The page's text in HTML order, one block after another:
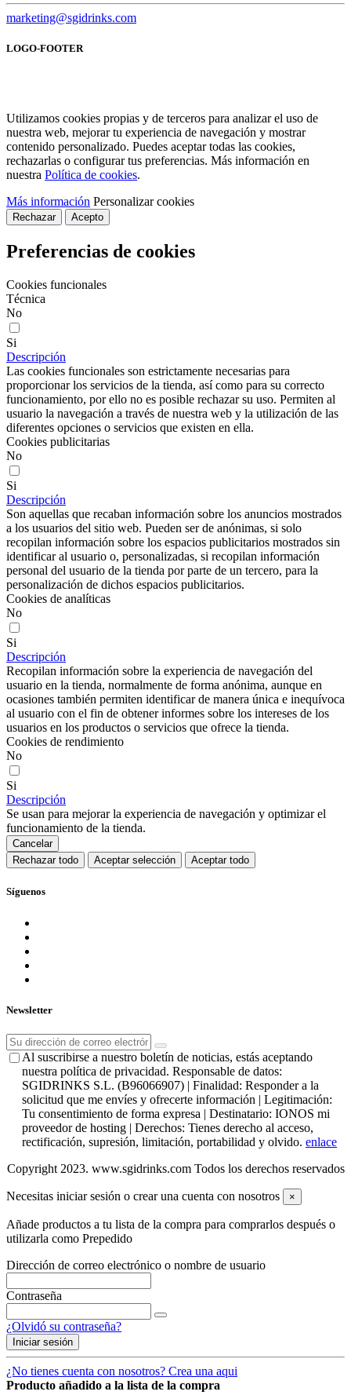
marketing@sgidrinks.com
LOGO-FOOTER
Utilizamos cookies propias y de terceros para analizar el uso de
nuestra web, mejorar tu experiencia de navegación y mostrar
contenido personalizado. Puedes aceptar todas las cookies,
rechazarlas o configurar tus preferencias. Más información en
nuestra Política de cookies.
Más información Personalizar cookies
Rechazar Acepto
Preferencias de cookies
Cookies funcionales
Técnica
No
Si
Descripción
Las cookies funcionales son estrictamente necesarias para
proporcionar los servicios de la tienda, así como para su correcto
funcionamiento, por ello no es posible rechazar su uso. Permiten al
usuario la navegación a través de nuestra web y la utilización de las
diferentes opciones o servicios que existen en ella.
Cookies publicitarias
No
Si
Descripción
Son aquellas que recaban información sobre los anuncios mostrados
a los usuarios del sitio web. Pueden ser de anónimas, si solo
recopilan información sobre los espacios publicitarios mostrados sin
identificar al usuario o, personalizadas, si recopilan información
personal del usuario de la tienda por parte de un tercero, para la
personalización de dichos espacios publicitarios.
Cookies de analíticas
No
Si
Descripción
Recopilan información sobre la experiencia de navegación del
usuario en la tienda, normalmente de forma anónima, aunque en
ocasiones también permiten identificar de manera única e inequívoca
al usuario con el fin de obtener informes sobre los intereses de los
usuarios en los productos o servicios que ofrece la tienda.
Cookies de rendimiento
No
Si
Descripción
Se usan para mejorar la experiencia de navegación y optimizar el
funcionamiento de la tienda.
Cancelar
Rechazar todo
Aceptar selección Aceptar todo
Síguenos
Newsletter
Al suscribirse a nuestro boletín de noticias, estás aceptando
nuestra política de privacidad. Responsable de datos:
SGIDRINKS S.L. (B96066907) | Finalidad: Responder a la
solicitud que me envíes y ofrecerte información | Legitimación:
Tu consentimiento de forma expresa | Destinatario: IONOS mi
proveedor de hosting | Derechos: Tienes derecho al acceso,
rectificación, supresión, limitación, portabilidad y olvido. enlace
Copyright 2023. www.sgidrinks.com Todos los derechos reservados
Necesitas iniciar sesión o crear una cuenta con nosotros ×
Añade productos a tu lista de la compra para comprarlos después o
utilizarla como Prepedido
Dirección de correo electrónico o nombre de usuario
Contraseña
¿Olvidó su contraseña?
Iniciar sesión
¿No tienes cuenta con nosotros? Crea una aqui
Producto añadido a la lista de la compra